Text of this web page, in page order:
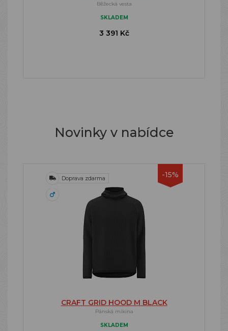
Běžecká vesta
SKLADEM
3 391 Kč
Novinky v nabídce
-15%
Doprava zdarma
CRAFT GRID HOOD M BLACK
Pánská mikina
SKLADEM